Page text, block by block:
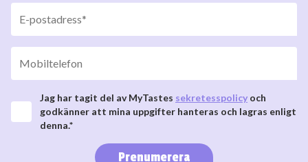
Jag har tagit del av MyTastes sekretesspolicy och
godkänner att mina uppgifter hanteras och lagras enligt
denna.*
Prenumerera